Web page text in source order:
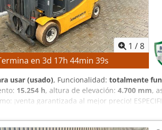
1 /8
en 3d 17h 44min 38s
usar (usado), Funcionalidad: totalmente
15.254 h, altura de elevación: 4.700 mm,
¡venta garantizada al mejor precio!
mm DETALLES DE LA MÁQUINA Tipo de
batería: 2015 Válvulas hidráulicas: 3.ª/4.ª